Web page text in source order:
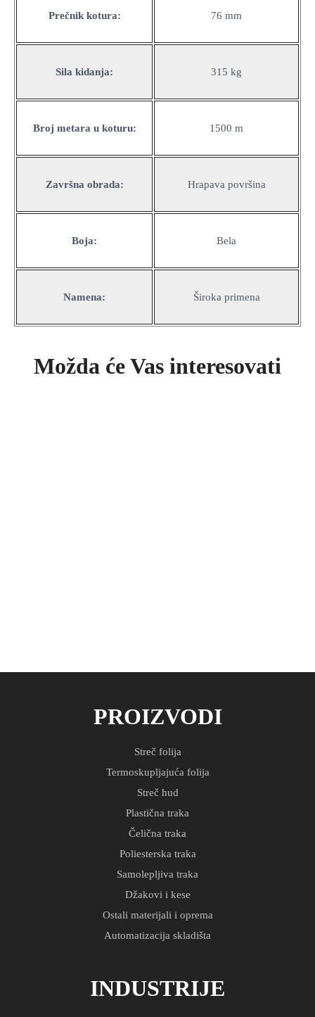
Prečnik kotura: 76 mm
Sila kidanja: 315 kg
Broj metara u koturu: 1500 m
Završna obrada: Hrapava površina
Boja: Bela
Namena: Široka primena
Možda će Vas interesovati
PROIZVODI
Streč folija
Termoskupljajuća folija
Streč hud
Plastična traka
Čelična traka
Poliesterska traka
Samolepljiva traka
Džakovi i kese
Ostali materijali i oprema
Automatizacija skladišta
INDUSTRIJE